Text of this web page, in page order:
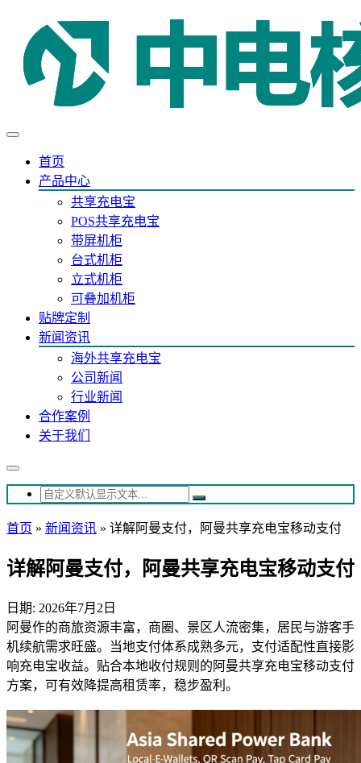
首页
产品中心
共享充电宝
POS共享充电宝
带屏机柜
台式机柜
立式机柜
可叠加机柜
贴牌定制
新闻资讯
海外共享充电宝
公司新闻
行业新闻
合作案例
关于我们
首页 » 新闻资讯 » 详解阿曼支付，阿曼共享充电宝移动支付
详解阿曼支付，阿曼共享充电宝移动支付
日期: 2026年7月2日
阿曼作的商旅资源丰富，商圈、景区人流密集，居民与游客手
机续航需求旺盛。当地支付体系成熟多元，支付适配性直接影
响充电宝收益。贴合本地收付规则的阿曼共享充电宝移动支付
方案，可有效降提高租赁率，稳步盈利。